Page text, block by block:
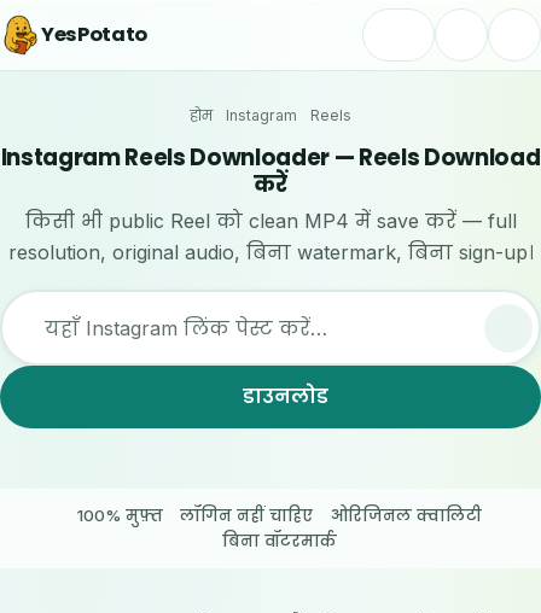
YesPotato
होम Instagram Reels
Instagram Reels Downloader — Reels Download
करें
किसी भी public Reel को clean MP4 में save करें — full
resolution, original audio, बिना watermark, बिना sign-up।
यहाँ Instagram लिंक पेस्ट करें…
डाउनलोड
100% मुफ़्त लॉगिन नहीं चाहिए
ओरिजिनल क्वालिटी
बिना वॉटरमार्क